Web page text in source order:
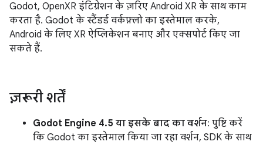
Godot, OpenXR इंटिग्रेशन के ज़रिए Android XR के साथ काम
करता है. Godot के स्टैंडर्ड वर्कफ़्लो का इस्तेमाल करके,
Android के लिए XR ऐप्लिकेशन बनाए और एक्सपोर्ट किए जा
सकते हैं.
ज़रूरी शर्तें
Godot Engine 4.5 या इसके बाद का वर्शन: पुष्टि करें
कि Godot का इस्तेमाल किया जा रहा वर्शन, SDK के साथ